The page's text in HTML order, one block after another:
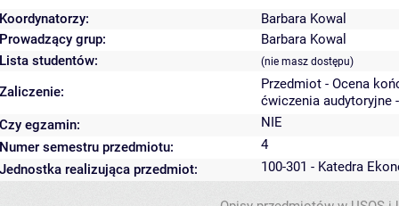
Koordynatorzy:
Barbara Kowal
Prowadzący grup:
Barbara Kowal
Lista studentów:
(nie masz dostępu)
Zaliczenie:
Przedmiot - Ocena
ćwiczenia audytoryjne
Czy egzamin:
NIE
Numer semestru przedmiotu:
4
Jednostka realizująca przedmiot:
100-301 - Katedra